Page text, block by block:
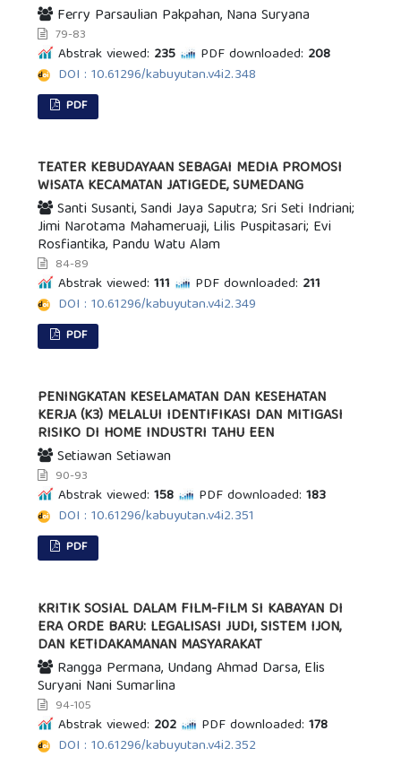
Ferry Parsaulian Pakpahan, Nana Suryana
79-83
Abstrak viewed: 235 PDF downloaded: 208
DOI : 10.61296/kabuyutan.v4i2.348
PDF
TEATER KEBUDAYAAN SEBAGAI MEDIA PROMOSI
WISATA KECAMATAN JATIGEDE, SUMEDANG
Santi Susanti, Sandi Jaya Saputra; Sri Seti Indriani;
Jimi Narotama Mahameruaji, Lilis Puspitasari; Evi
Rosfiantika, Pandu Watu Alam
84-89
Abstrak viewed: 111 PDF downloaded: 211
DOI : 10.61296/kabuyutan.v4i2.349
PDF
PENINGKATAN KESELAMATAN DAN KESEHATAN
KERJA (K3) MELALUI IDENTIFIKASI DAN MITIGASI
RISIKO DI HOME INDUSTRI TAHU EEN
Setiawan Setiawan
90-93
Abstrak viewed: 158 PDF downloaded: 183
DOI : 10.61296/kabuyutan.v4i2.351
PDF
KRITIK SOSIAL DALAM FILM-FILM SI KABAYAN DI
ERA ORDE BARU: LEGALISASI JUDI, SISTEM IJON,
DAN KETIDAKAMANAN MASYARAKAT
Rangga Permana, Undang Ahmad Darsa, Elis
Suryani Nani Sumarlina
94-105
Abstrak viewed: 202 PDF downloaded: 178
DOI : 10.61296/kabuyutan.v4i2.352